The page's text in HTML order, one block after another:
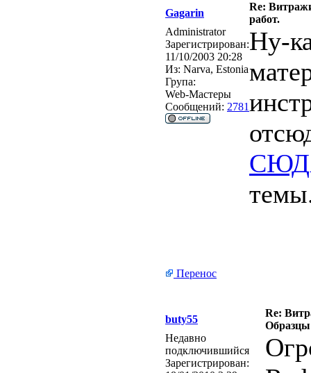
Gagarin
Re:
работ.
Administrator
Зарегистрирован:
11/10/2003 20:28
Из: Narva, Estonia
Група:
Web-Мастеры
Сообщений: 2781
Ну-
Перенос
buty55
Re:
Образцы
Недавно
подключившийся
Зарегистрирован: